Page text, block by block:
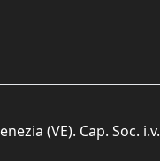
(VE). Cap. Soc.